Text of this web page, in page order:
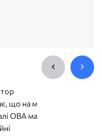
що на місці
ОВА має